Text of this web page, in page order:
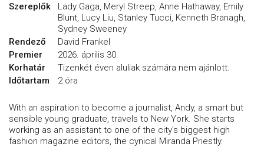
Szereplők
Lady Gaga, Meryl Streep, Anne Hathaway, Emily
Blunt, Lucy Liu, Stanley Tucci, Kenneth Branagh,
Sydney Sweeney
Rendező
David Frankel
Premier
2026. április 30.
Korhatár
Tizenkét éven aluliak számára nem ajánlott.
Időtartam
2 óra
With an aspiration to become a journalist, Andy, a smart but
sensible young graduate, travels to New York. She starts
working as an assistant to one of the city's biggest high
fashion magazine editors, the cynical Miranda Priestly.